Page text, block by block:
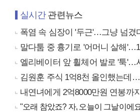
실시간관련뉴스
폭염 속 심장이 '두근'…그냥 넘겼
말다툼 중 흉기로 '어머니 살해
엘리베이터 앞 휠체어 발로 '툭'…
김원훈 주식 1억8천 올인했는데
내연녀에게 2억8000만원 연봉
"오래 참았죠? 자, 오늘이 그날이에